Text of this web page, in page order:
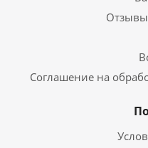
Соглашение на